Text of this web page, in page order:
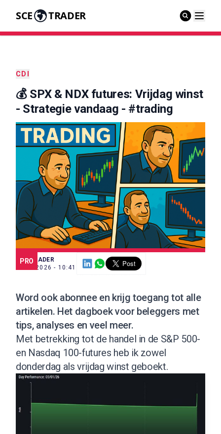
SCE TRADER
CDI
💰 SPX & NDX futures: Vrijdag winst
- Strategie vandaag - #trading
PRO
SCE TRADER
4 MEI 2026 - 10:41
Word ook abonneeen krijg toegang tot alle
artikelen. Het dagboek voor beleggers met
tips, analyses en veel meer.
Met betrekking tot de handel in de S&P 500-
en Nasdaq 100-futures heb ik zowel
donderdag als vrijdag winst geboekt.